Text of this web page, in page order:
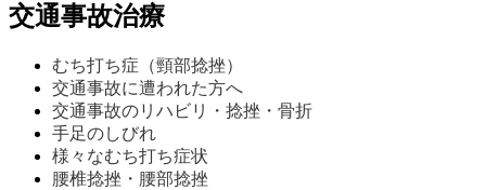
交通事故治療
むち打ち症（頸部捻挫）
交通事故に遭われた方へ
交通事故のリハビリ・捻挫・骨折
手足のしびれ
様々なむち打ち症状
腰椎捻挫・腰部捻挫